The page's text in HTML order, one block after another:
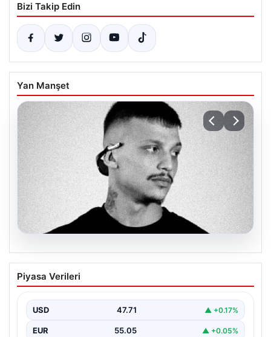
Bizi Takip Edin
Yan Manşet
06.08.2026
Klibinde silah kullanan rapçi Yuşa
Keskin ile 3 şüpheli adli kontrol ile
Piyasa Verileri
USD 47.71 ▲ +0.17%
EUR 55.05 ▲ +0.05%